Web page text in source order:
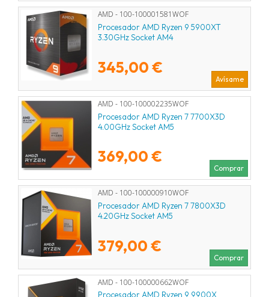
AMD - 100-100001581WOF
Procesador AMD Ryzen 9 5900XT
3.30GHz Socket AM4
345,00 €
Avísame
AMD - 100-100002235WOF
Procesador AMD Ryzen 7 7700X3D
4.00GHz Socket AM5
369,00 €
Comprar
AMD - 100-100000910WOF
Procesador AMD Ryzen 7 7800X3D
4.20GHz Socket AM5
379,00 €
Comprar
AMD - 100-100000662WOF
Procesador AMD Ryzen 9 9900X